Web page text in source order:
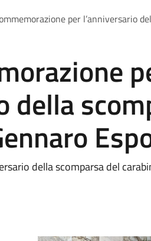
per l’anniversario
della
della scomparsa del